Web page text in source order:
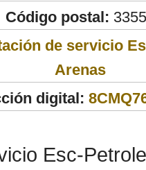
Código postal:
de servicio
Arenas
digital:
Esc-